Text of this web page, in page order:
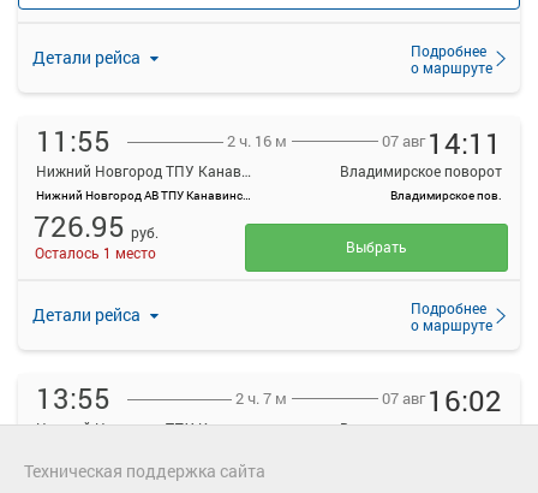
Детали рейса
Подробнее
о маршруте
11:55
Нижний Новгород ТПУ Канавинский
Нижний Новгород АВ ТПУ Канавинский
2 ч. 16 м 07 авг 14:11
Владимирское поворот
Владимирское пов.
Детали рейса
Подробнее
о маршруте
726.95 руб.
Осталось 1 место
Выбрать
13:55
Нижний Новгород ТПУ Канавинский
2 ч. 7 м 07 авг 16:02
Владимирское поворот
734.55
Техническая поддержка сайта